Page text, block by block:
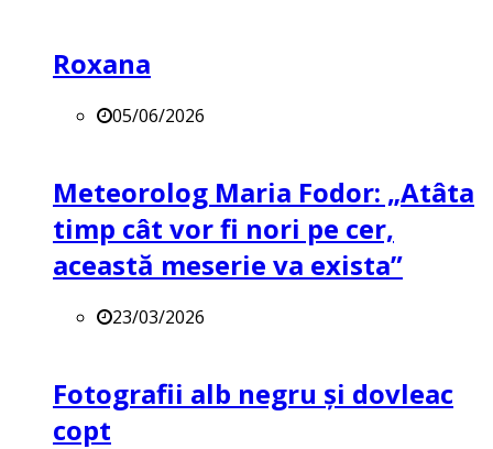
Roxana
05/06/2026
Meteorolog Maria Fodor: „Atâta
timp cât vor fi nori pe cer,
această meserie va exista”
23/03/2026
Fotografii alb negru și dovleac
copt